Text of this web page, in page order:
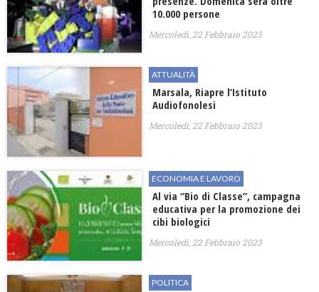
10.000 persone
Mercoledì, 22 Febbraio 2023
ATTUALITÀ
Marsala, ​Riapre l’Istituto
Audiofonolesi
Mercoledì, 22 Febbraio 2023
ECONOMIA E LAVORO
Al via “Bio di Classe”, campagna
educativa per la promozione dei
cibi biologici
Mercoledì, 22 Febbraio 2023
POLITICA